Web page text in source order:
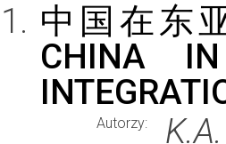
中国在东
CHINA
Autorzy: